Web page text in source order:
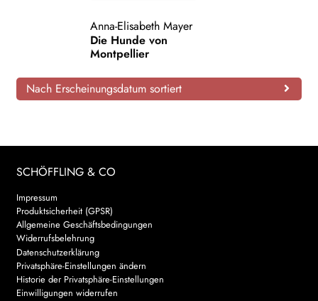
NEWSLETTER
WEITERE VERLAGE
Search:
Anna-Elisabeth Mayer
Die Hunde von
Montpellier
Nach Erscheinungsdatum sortiert
SCHÖFFLING & CO
Impressum
Produktsicherheit (GPSR)
Allgemeine Geschäftsbedingungen
Widerrufsbelehrung
Datenschutzerklärung
Privatsphäre-Einstellungen ändern
Historie der Privatsphäre-Einstellungen
Einwilligungen widerrufen